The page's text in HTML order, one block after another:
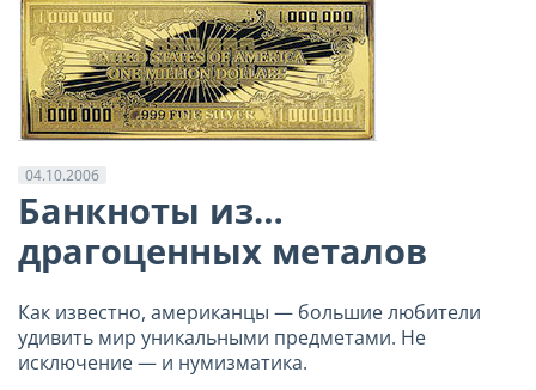
04.10.2006
Банкноты из…
драгоценных металов
Как известно, американцы — большие любители
удивить мир уникальными предметами. Не
исключение — и нумизматика.